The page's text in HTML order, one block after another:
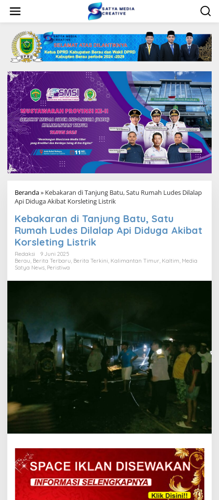
w
Beranda» Kebakaran di Tanjung Batu, Satu Rumah Ludes Dilalap
Api Diduga Akibat Korsleting Listrik
Kebakaran di Tanjung Batu, Satu
Rumah Ludes Dilalap Api Diduga Akibat
Korsleting Listrik
Redaksi
9 Juni 2025
Berau Berita Terbaru Berita Terkini Kalimantan Timur Kaltim Media
Satya News Peristiwa